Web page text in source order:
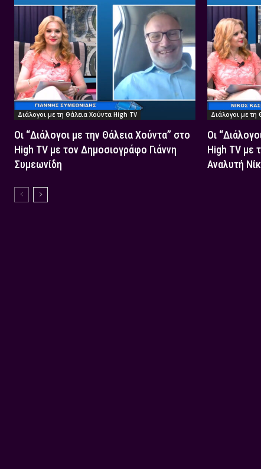
Διάλογοι με τη Θάλεια Χούντα High TV
Οι “Διάλογοι με την Θάλεια Χούντα” στο
High TV με τον Δημοσιογράφο Γιάννη
Συμεωνίδη
Διάλογοι με τη
Οι
High TV με
Αναλυτή